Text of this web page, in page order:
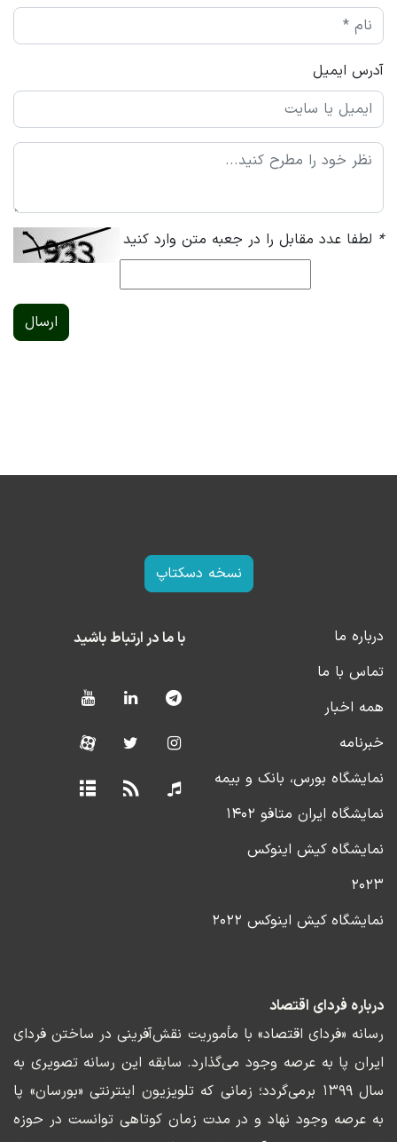
آدرس ایمیل
* لطفا عدد مقابل را در جعبه متن وارد کنید
ارسال
نسخه دسکتاپ
درباره ما
تماس با ما
همه اخبار
خبرنامه
نمایشگاه بورس، بانک و بیمه
نمایشگاه ایران متافو ۱۴۰۲
نمایشگاه کیش اینوکس
۲۰۲۳
نمایشگاه کیش اینوکس ۲۰۲۲
با ما در ارتباط باشید
درباره فردای اقتصاد
رسانه «فردای اقتصاد» با مأموریت نقش‌آفرینی در ساختن فردای
ایران پا به عرصه وجود می‌گذارد. سابقه این رسانه تصویری به
سال ۱۳۹۹ برمی‌گردد؛ زمانی که تلویزیون اینترنتی «بورسان» پا
به عرصه وجود نهاد و در مدت زمان کوتاهی توانست در حوزه